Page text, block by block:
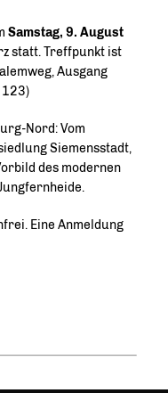
Samstag, 9. August
statt. Treffpunkt ist
Ausgang
123)
Nord: Vom
Siemensstadt,
des modernen
Eine Anmeldung